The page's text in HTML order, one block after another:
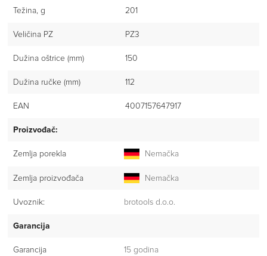
Težina, g 201
Veličina PZ PZ3
Dužina oštrice (mm) 150
Dužina ručke (mm) 112
EAN 4007157647917
Proizvođač:
Zemlja porekla Nemačka
Zemlja proizvođača Nemačka
Uvoznik: brotools d.o.o.
Garancija
Garancija 15 godina